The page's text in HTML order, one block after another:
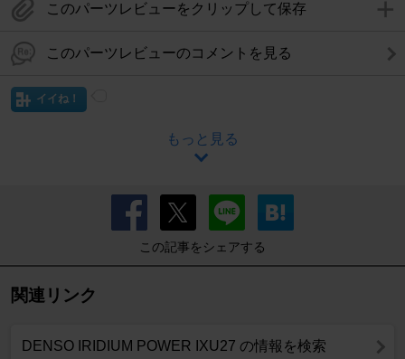
このパーツレビューをクリップして保存
このパーツレビューのコメントを見る
イイね！
もっと見る
この記事をシェアする
関連リンク
DENSO IRIDIUM POWER IXU27 の情報を検索